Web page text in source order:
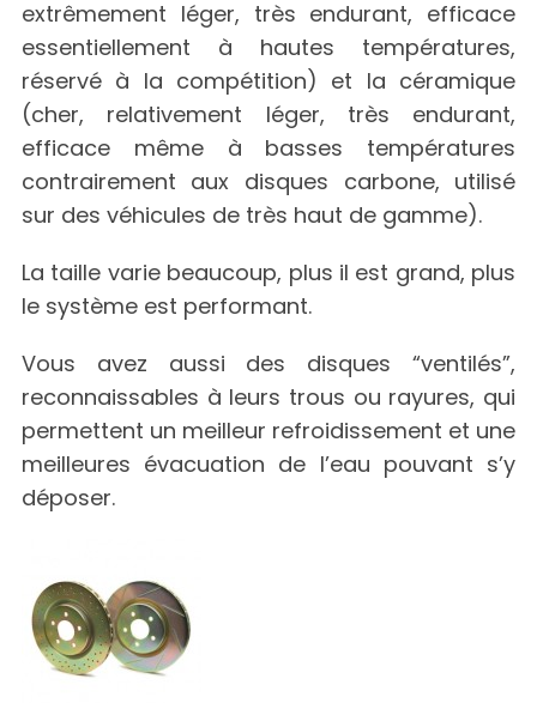
extrêmement léger, très endurant, efficace
essentiellement à hautes températures,
réservé à la compétition) et la céramique
(cher, relativement léger, très endurant,
efficace même à basses températures
contrairement aux disques carbone, utilisé
sur des véhicules de très haut de gamme).
La taille varie beaucoup, plus il est grand, plus
le système est performant.
Vous avez aussi des disques “ventilés”,
reconnaissables à leurs trous ou rayures, qui
permettent un meilleur refroidissement et une
meilleures évacuation de l’eau pouvant s’y
déposer.